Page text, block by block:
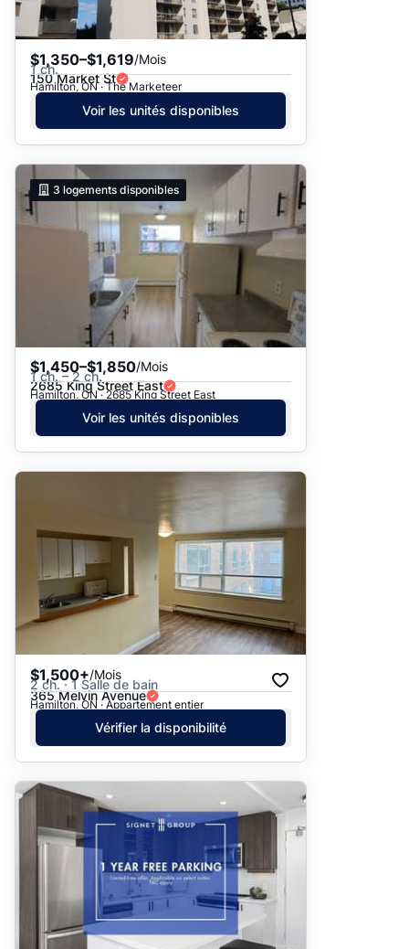
$1,350–$1,619/Mois
1 ch.
150 Market St
Hamilton, ON · The Marketeer
Voir les unités disponibles
3 logements disponibles
$1,450–$1,850/Mois
1 ch. – 2 ch.
2685 King Street East
Hamilton, ON · 2685 King Street East
Voir les unités disponibles
$1,500+/Mois
2 ch. · 1 Salle de bain
365 Melvin Avenue
Hamilton, ON · Appartement entier
Vérifier la disponibilité